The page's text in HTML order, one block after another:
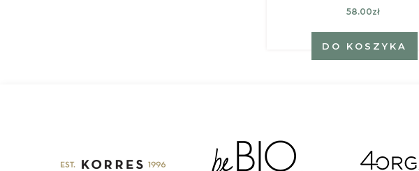
58.00zł
DO KOSZYKA